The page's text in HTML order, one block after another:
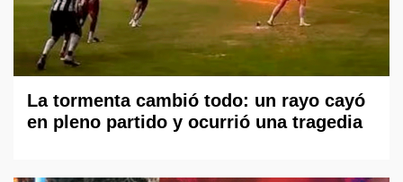
La tormenta cambió todo: un rayo cayó
en pleno partido y ocurrió una tragedia